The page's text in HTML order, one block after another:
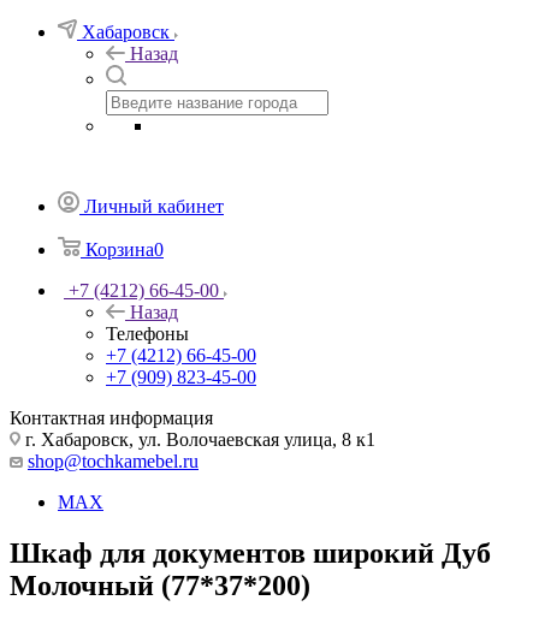
Хабаровск
Назад
Личный кабинет
Корзина0
+7 (4212) 66-45-00
Назад
Телефоны
+7 (4212) 66-45-00
+7 (909) 823-45-00
Контактная информация
г. Хабаровск, ул. Волочаевская улица, 8 к1
shop@tochkamebel.ru
MAX
Шкаф для документов широкий Дуб
Молочный (77*37*200)